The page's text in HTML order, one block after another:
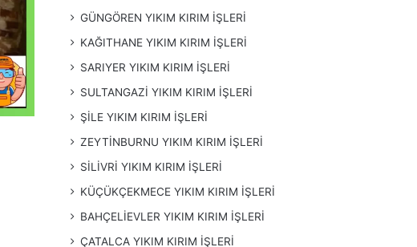
GÜNGÖREN YIKIM KIRIM İŞLERİ
KAĞITHANE YIKIM KIRIM İŞLERİ
SARIYER YIKIM KIRIM İŞLERİ
SULTANGAZİ YIKIM KIRIM İŞLERİ
ŞİLE YIKIM KIRIM İŞLERİ
ZEYTİNBURNU YIKIM KIRIM İŞLERİ
SİLİVRİ YIKIM KIRIM İŞLERİ
KÜÇÜKÇEKMECE YIKIM KIRIM İŞLERİ
BAHÇELİEVLER YIKIM KIRIM İŞLERİ
ÇATALCA YIKIM KIRIM İŞLERİ